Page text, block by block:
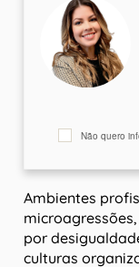
Não quero
Ambientes
por
culturas